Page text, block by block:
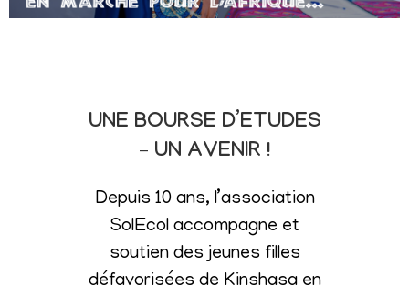
UNE BOURSE D’ETUDES
– UN AVENIR !
Depuis 10 ans, l’association
SolEcol accompagne et
soutien des jeunes filles